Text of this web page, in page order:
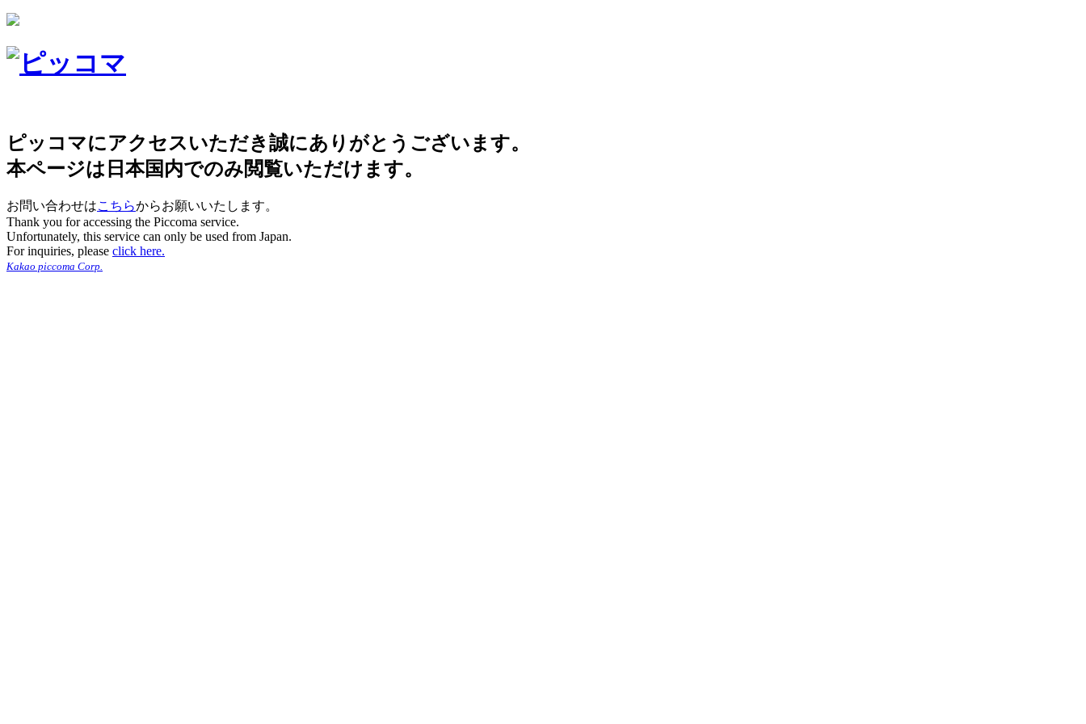
ピッコマにアクセスいただき誠にありがとうございます。
本ページは日本国内でのみ閲覧いただけます。
お問い合わせはこちらからお願いいたします。
Thank you for accessing the Piccoma service.
Unfortunately, this service can only be used from Japan.
For inquiries, please click here.
Kakao piccoma Corp.